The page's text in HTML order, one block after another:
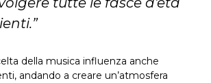
della musica influenza anche
andando a creare un’atmosfera